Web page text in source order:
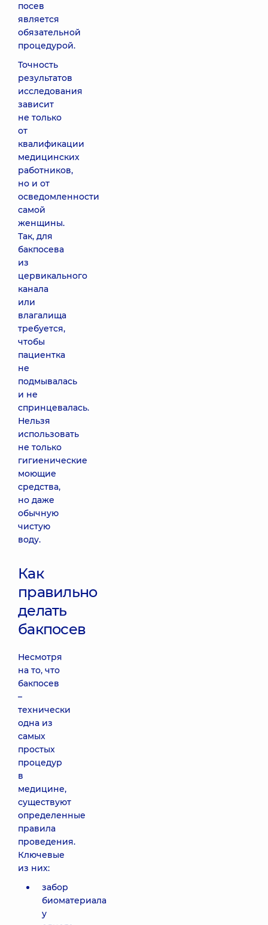
посев
является
обязательной
процедурой.
Точность
результатов
исследования
зависит
не только
от
квалификации
медицинских
работников,
но и от
осведомленности
самой
женщины.
Так, для
бакпосева
из
цервикального
канала
или
влагалища
требуется,
чтобы
пациентка
не
подмывалась
и не
спринцевалась.
Нельзя
использовать
не только
гигиенические
моющие
средства,
но даже
обычную
чистую
воду.
Как
правильно
делать
бакпосев
Несмотря
на то, что
бакпосев
–
технически
одна из
самых
простых
процедур
в
медицине,
существуют
определенные
правила
проведения.
Ключевые
из них:
забор
биоматериала
у